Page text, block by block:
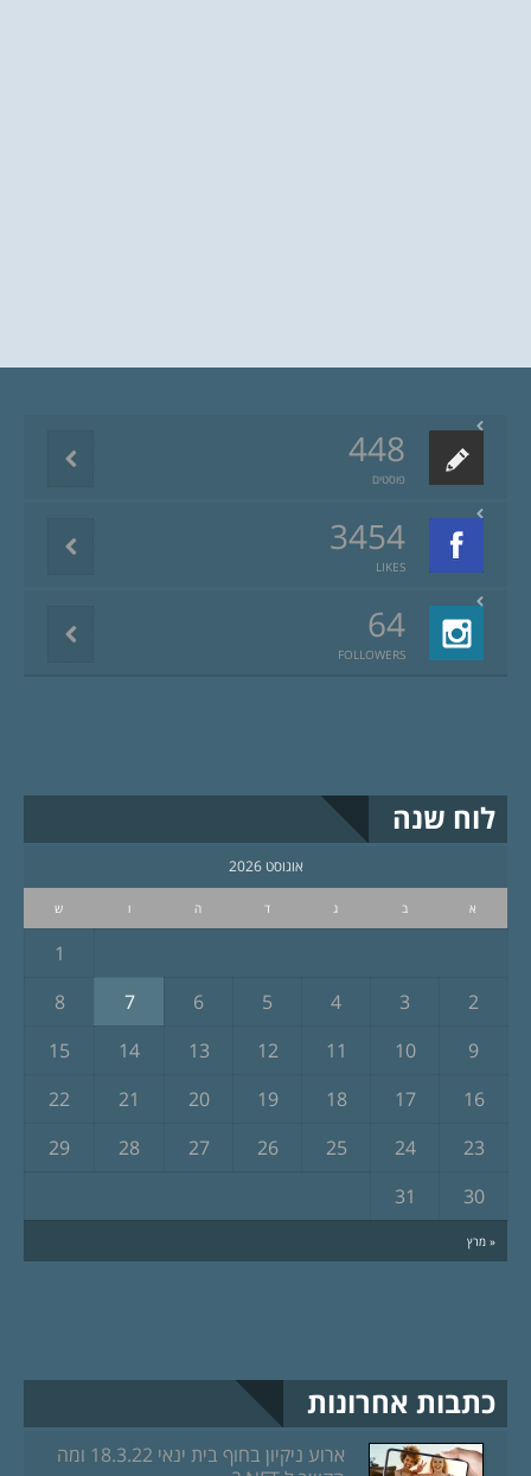
448
פוסטים
3454
LIKES
64
FOLLOWERS
לוח שנה
אוגוסט 2026
א ב ג ד ה ו ש
« מרץ
1
2
3
4
5
6
7
8
9
10
11
12
13
14
15
16
17
18
19
20
21
22
23
24
25
26
27
28
29
30
31
כתבות אחרונות
ארוע ניקיון בחוף בית ינאי 18.3.22 ומה